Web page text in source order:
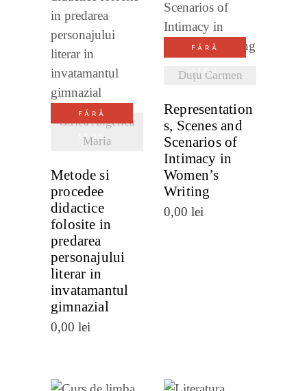
FĂRĂ
STOC
Gîrlea Angelica
Maria
VEZI
DETALII
Metode si
procedee
didactice
folosite in
predarea
personajului
literar in
invatamantul
gimnazial
0,00 lei
FĂRĂ
STOC
Duțu Carmen
VEZI
DETALII
Representation
s, Scenes and
Scenarios of
Intimacy in
Women’s
Writing
0,00 lei